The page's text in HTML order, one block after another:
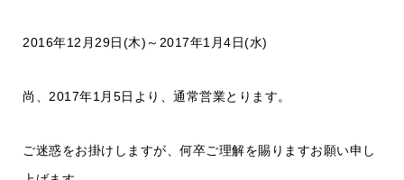
2016年12月29日(木)～2017年1月4日(水)
尚、2017年1月5日より、通常営業とります。
ご迷惑をお掛けしますが、何卒ご理解を賜りますお願い申し